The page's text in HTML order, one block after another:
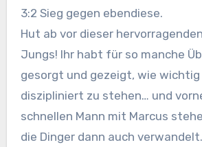
3:2 Sieg gegen ebendiese.
Hut ab vor dieser
Jungs! Ihr habt für so manche
gesorgt und gezeigt, wie
diszipliniert zu stehen… und
schnellen Mann mit Marcus
die Dinger dann auch verwandelt.